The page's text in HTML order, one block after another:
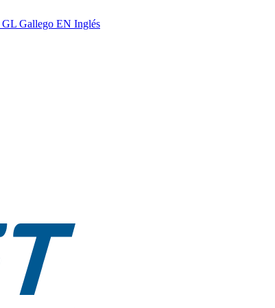
GL Gallego EN Inglés